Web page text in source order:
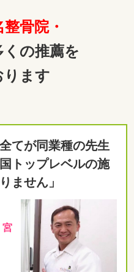
整骨院・
の推薦を
ります
てが同業種の先生
トップレベルの施
ません」